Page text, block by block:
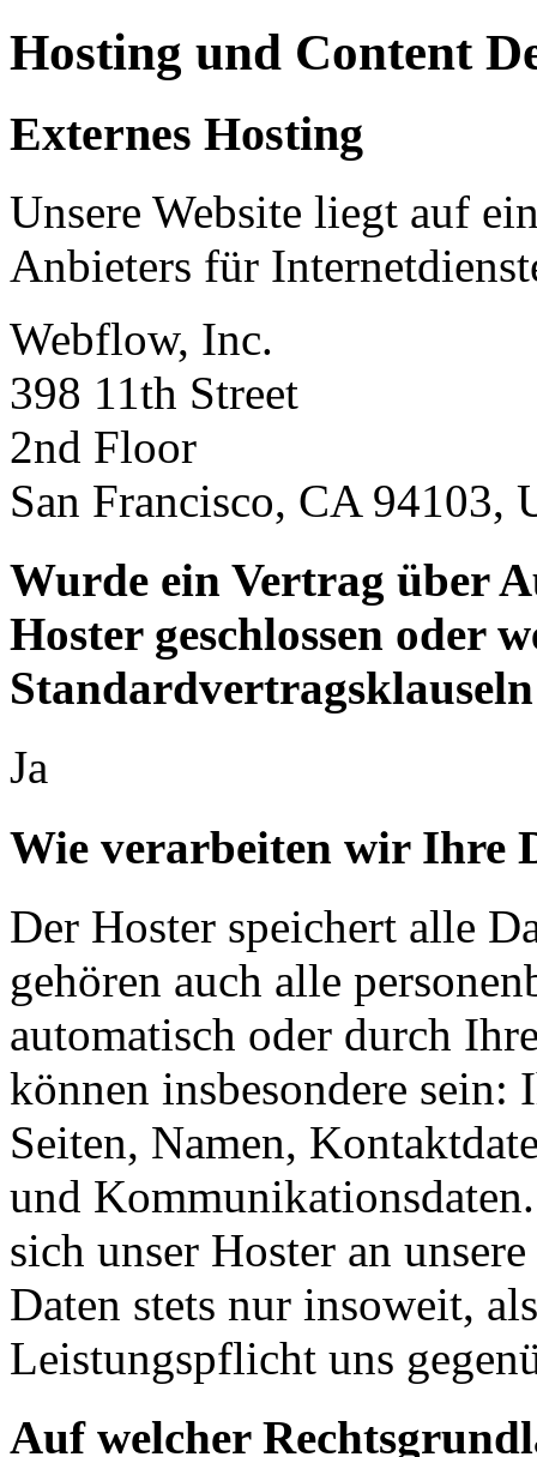
Hosting und Content
Externes Hosting
Unsere Website liegt auf
Anbieters für
Webflow, Inc.
398 11th Street
2nd Floor
San Francisco, CA 94103,
Wurde ein Vertrag über
Hoster geschlossen oder
Ja
Wie verarbeiten wir Ihre
Der Hoster speichert alle
gehören auch alle
automatisch oder durch
können insbesondere sein:
Seiten, Namen,
und
sich unser Hoster an
Daten stets nur insoweit,
Leistungspflicht uns
Auf welcher